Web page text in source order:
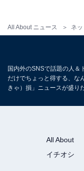
All About ニュース ネ
国内外のSNSで話題の人＆
だけでちょっと得する、な
きゃ）損」ニュースが盛り
All About
イチオシ